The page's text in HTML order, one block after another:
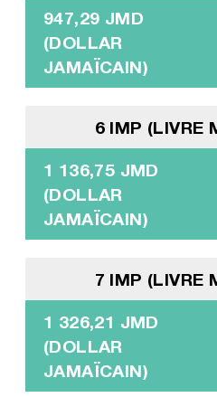
947,29 JMD
(DOLLAR
JAMAÏCAIN)
6 IMP (LIVRE
1 136,75 JMD
(DOLLAR
JAMAÏCAIN)
7 IMP (LIVRE
1 326,21 JMD
(DOLLAR
JAMAÏCAIN)